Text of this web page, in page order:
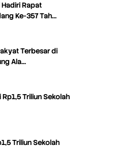
Rapat
Ke-357 Tah…
Terbesar di
Ala…
Triliun Sekolah
Triliun Sekolah